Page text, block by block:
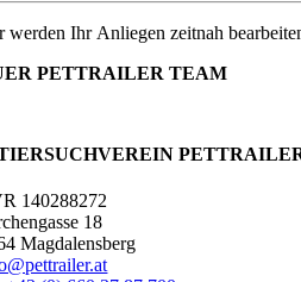
werden Ihr Anliegen zeitnah
PETTRAILER TEAM
140288272
18
Magdalensberg